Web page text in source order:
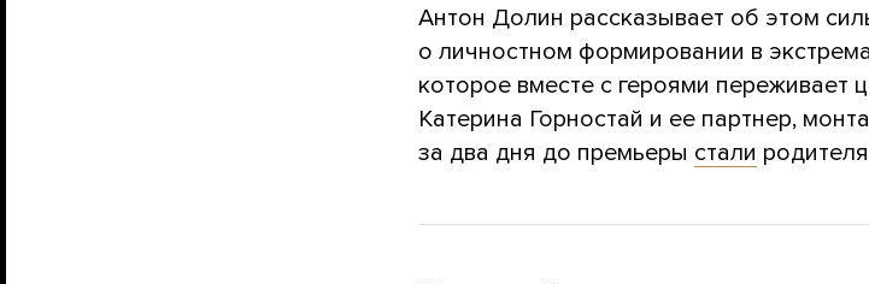
Антон Долин рассказывает об этом
о личностном формировании в
которое вместе с героями переживает
Катерина Горностай и ее партнер,
за два дня до премьеры стали